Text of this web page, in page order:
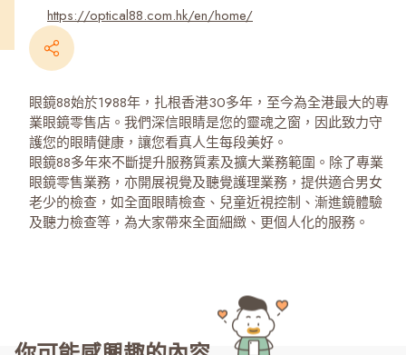
https://optical88.com.hk/en/home/
眼鏡88始於1988年，扎根香港30多年，至今為全港最大的專
業眼鏡零售店。我們深信眼睛是您的靈魂之窗，因此致力守
護您的眼睛健康，讓您看真人生每段美好。
眼鏡88多年來不斷提升服務質素及擴大業務範圍。除了專業
眼鏡零售業務，亦開展視覺及聽覺護理業務，提供適合男女
老少的檢查，如全面眼睛檢查、兒童近視控制、漸進鏡體驗
及聽力檢查等，為大家帶來全面細緻、更個人化的服務。